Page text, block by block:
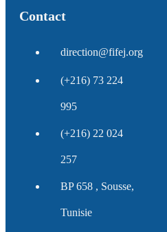
Contact
direction@fifej.org
(+216) 73 224
995
(+216) 22 024
257
BP 658 , Sousse,
Tunisie